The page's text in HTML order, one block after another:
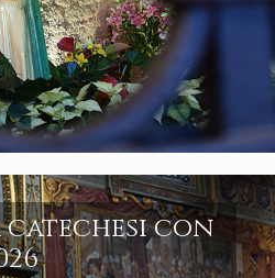
catechesi con